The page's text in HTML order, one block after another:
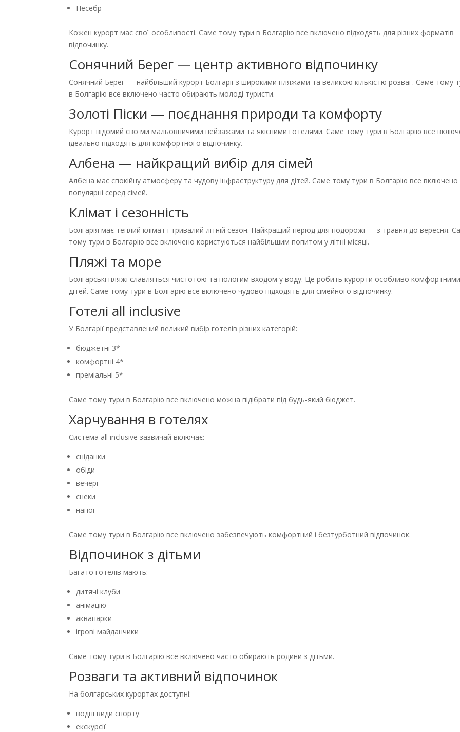
Несебр
Кожен курорт має свої особливості. Саме тому тури в Болгарію все включено підходять для різних форматів
відпочинку.
Сонячний Берег — центр активного відпочинку
Сонячний Берег — найбільший курорт Болгарії з широкими пляжами та великою кількістю розваг. Саме тому
в Болгарію все включено часто обирають молоді туристи.
Золоті Піски — поєднання природи та комфорту
Курорт відомий своїми мальовничими пейзажами та якісними готелями. Саме тому тури в Болгарію все
ідеально підходять для комфортного відпочинку.
Албена — найкращий вибір для сімей
Албена має спокійну атмосферу та чудову інфраструктуру для дітей. Саме тому тури в Болгарію все включено
популярні серед сімей.
Клімат і сезонність
Болгарія має теплий клімат і тривалий літній сезон. Найкращий період для подорожі — з травня до вересня.
тому тури в Болгарію все включено користуються найбільшим попитом у літні місяці.
Пляжі та море
Болгарські пляжі славляться чистотою та пологим входом у воду. Це робить курорти особливо
дітей. Саме тому тури в Болгарію все включено чудово підходять для сімейного відпочинку.
Готелі all inclusive
У Болгарії представлений великий вибір готелів різних категорій:
бюджетні 3*
комфортні 4*
преміальні 5*
Саме тому тури в Болгарію все включено можна підібрати під будь-який бюджет.
Харчування в готелях
Система all inclusive зазвичай включає:
сніданки
обіди
вечері
снеки
напої
Саме тому тури в Болгарію все включено забезпечують комфортний і безтурботний відпочинок.
Відпочинок з дітьми
Багато готелів мають:
дитячі клуби
анімацію
аквапарки
ігрові майданчики
Саме тому тури в Болгарію все включено часто обирають родини з дітьми.
Розваги та активний відпочинок
На болгарських курортах доступні:
водні види спорту
екскурсії